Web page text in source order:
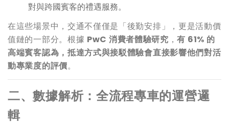
對與跨國賓客的禮遇服務。
在這些場景中，交通不僅僅是「後勤安排」，更是活動價
值鏈的一部分。根據 PwC 消費者體驗研究 ，有 61% 的
高端賓客認為，抵達方式與接駁體驗會直接影響他們對活
動專業度的評價。
二、數據解析：全流程專車的運營邏
輯